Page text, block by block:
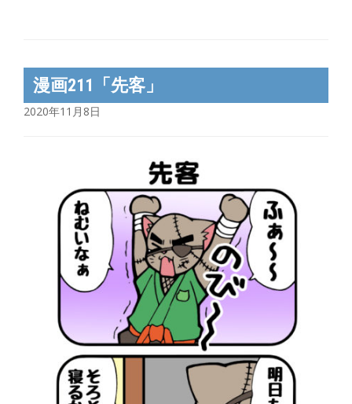
漫画211「先客」
2020年11月8日